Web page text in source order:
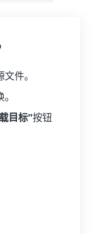
件。
目标”按钮